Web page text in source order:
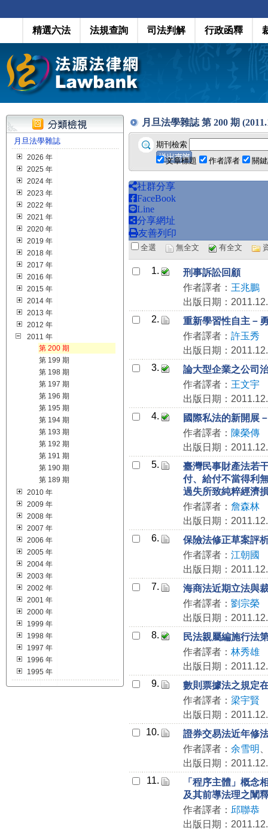
精選六法 法規查詢 司法判解 行政函釋
月旦法學雜誌
2026 年
2025 年
2024 年
2023 年
2022 年
2021 年
2020 年
2019 年
2018 年
2017 年
2016 年
2015 年
2014 年
2013 年
2012 年
2011 年
第 200 期
第 199 期
第 198 期
第 197 期
第 196 期
第 195 期
第 194 期
第 193 期
第 192 期
第 191 期
第 190 期
第 189 期
2010 年
2009 年
2008 年
2007 年
2006 年
2005 年
2004 年
2003 年
2002 年
2001 年
2000 年
1999 年
1998 年
1997 年
1996 年
1995 年
月旦法學雜誌 第 200 期
期刊檢索
文章標題
作者譯者 關
社群分享
FaceBook
Line
分享網址
友善列印
全選 無全文 有全文
1.
刑事訴訟回顧
作者譯者： 王兆鵬
出版日期：
2.
重新學習性自主－
作者譯者： 許玉秀
出版日期：
3.
論大型企業之公司
作者譯者： 王文宇
出版日期：
4.
國際私法的新開展
作者譯者： 陳榮傳
出版日期：
5.
臺灣民事財產法若
付、給付不當得利
過失所致純粹經濟
作者譯者： 詹森林
出版日期：
6.
保險法修正草案評
作者譯者： 江朝國
出版日期：
7.
海商法近期立法與
作者譯者： 劉宗榮
出版日期：
8.
民法親屬編施行法
作者譯者： 林秀雄
出版日期：
9.
數則票據法之規定
作者譯者： 梁宇賢
出版日期：
10.
證券交易法近年修
作者譯者： 余雪明
出版日期：
11.
「程序主體」概念
及其前導法理之闡
作者譯者： 邱聯恭
出版日期：